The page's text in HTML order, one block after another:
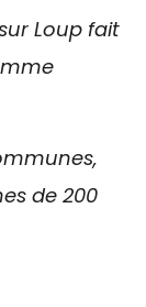
Loup fait
de 200